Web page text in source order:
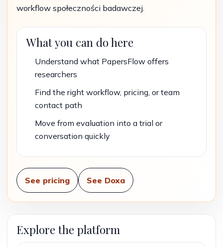
workflow społeczności badawczej.
What you can do here
Understand what PapersFlow offers
researchers
Find the right workflow, pricing, or team
contact path
Move from evaluation into a trial or
conversation quickly
See pricing See Doxa
Explore the platform